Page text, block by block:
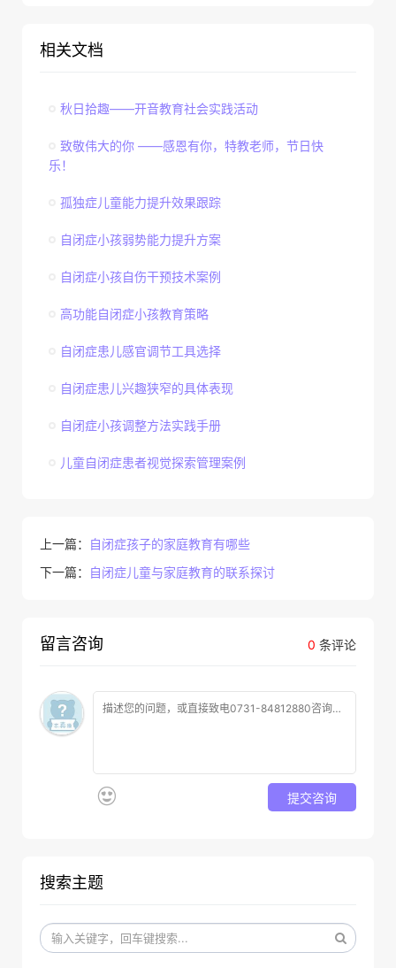
相关文档
秋日拾趣——开音教育社会实践活动
致敬伟大的你 ——感恩有你，特教老师，节日快
乐！
孤独症儿童能力提升效果跟踪
自闭症小孩弱势能力提升方案
自闭症小孩自伤干预技术案例
高功能自闭症小孩教育策略
自闭症患儿感官调节工具选择
自闭症患儿兴趣狭窄的具体表现
自闭症小孩调整方法实践手册
儿童自闭症患者视觉探索管理案例
上一篇：
自闭症孩子的家庭教育有哪些
下一篇：
自闭症儿童与家庭教育的联系探讨
0 条评论
留言咨询
提交咨询
搜索主题